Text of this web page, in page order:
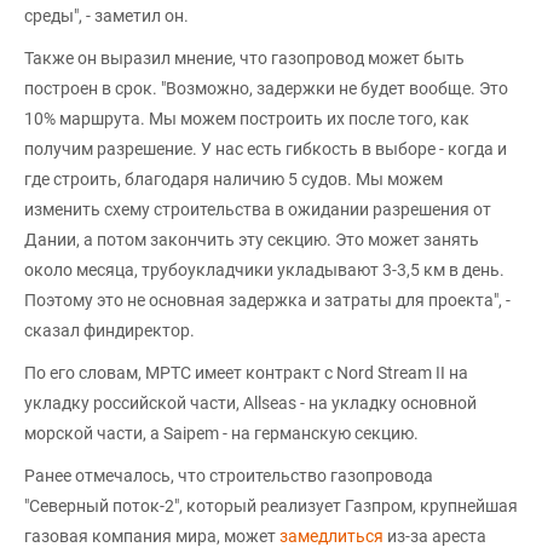
среды", - заметил он.
Также он выразил мнение, что газопровод может быть
построен в срок. "Возможно, задержки не будет вообще. Это
10% маршрута. Мы можем построить их после того, как
получим разрешение. У нас есть гибкость в выборе - когда и
где строить, благодаря наличию 5 судов. Мы можем
изменить схему строительства в ожидании разрешения от
Дании, а потом закончить эту секцию. Это может занять
около месяца, трубоукладчики укладывают 3-3,5 км в день.
Поэтому это не основная задержка и затраты для проекта", -
сказал финдиректор.
По его словам, МРТС имеет контракт с Nord Stream II на
укладку российской части, Allseas - на укладку основной
морской части, а Saipem - на германскую секцию.
Ранее отмечалось, что строительство газопровода
"Северный поток-2", который реализует Газпром, крупнейшая
газовая компания мира, можетзамедлиться из-за ареста